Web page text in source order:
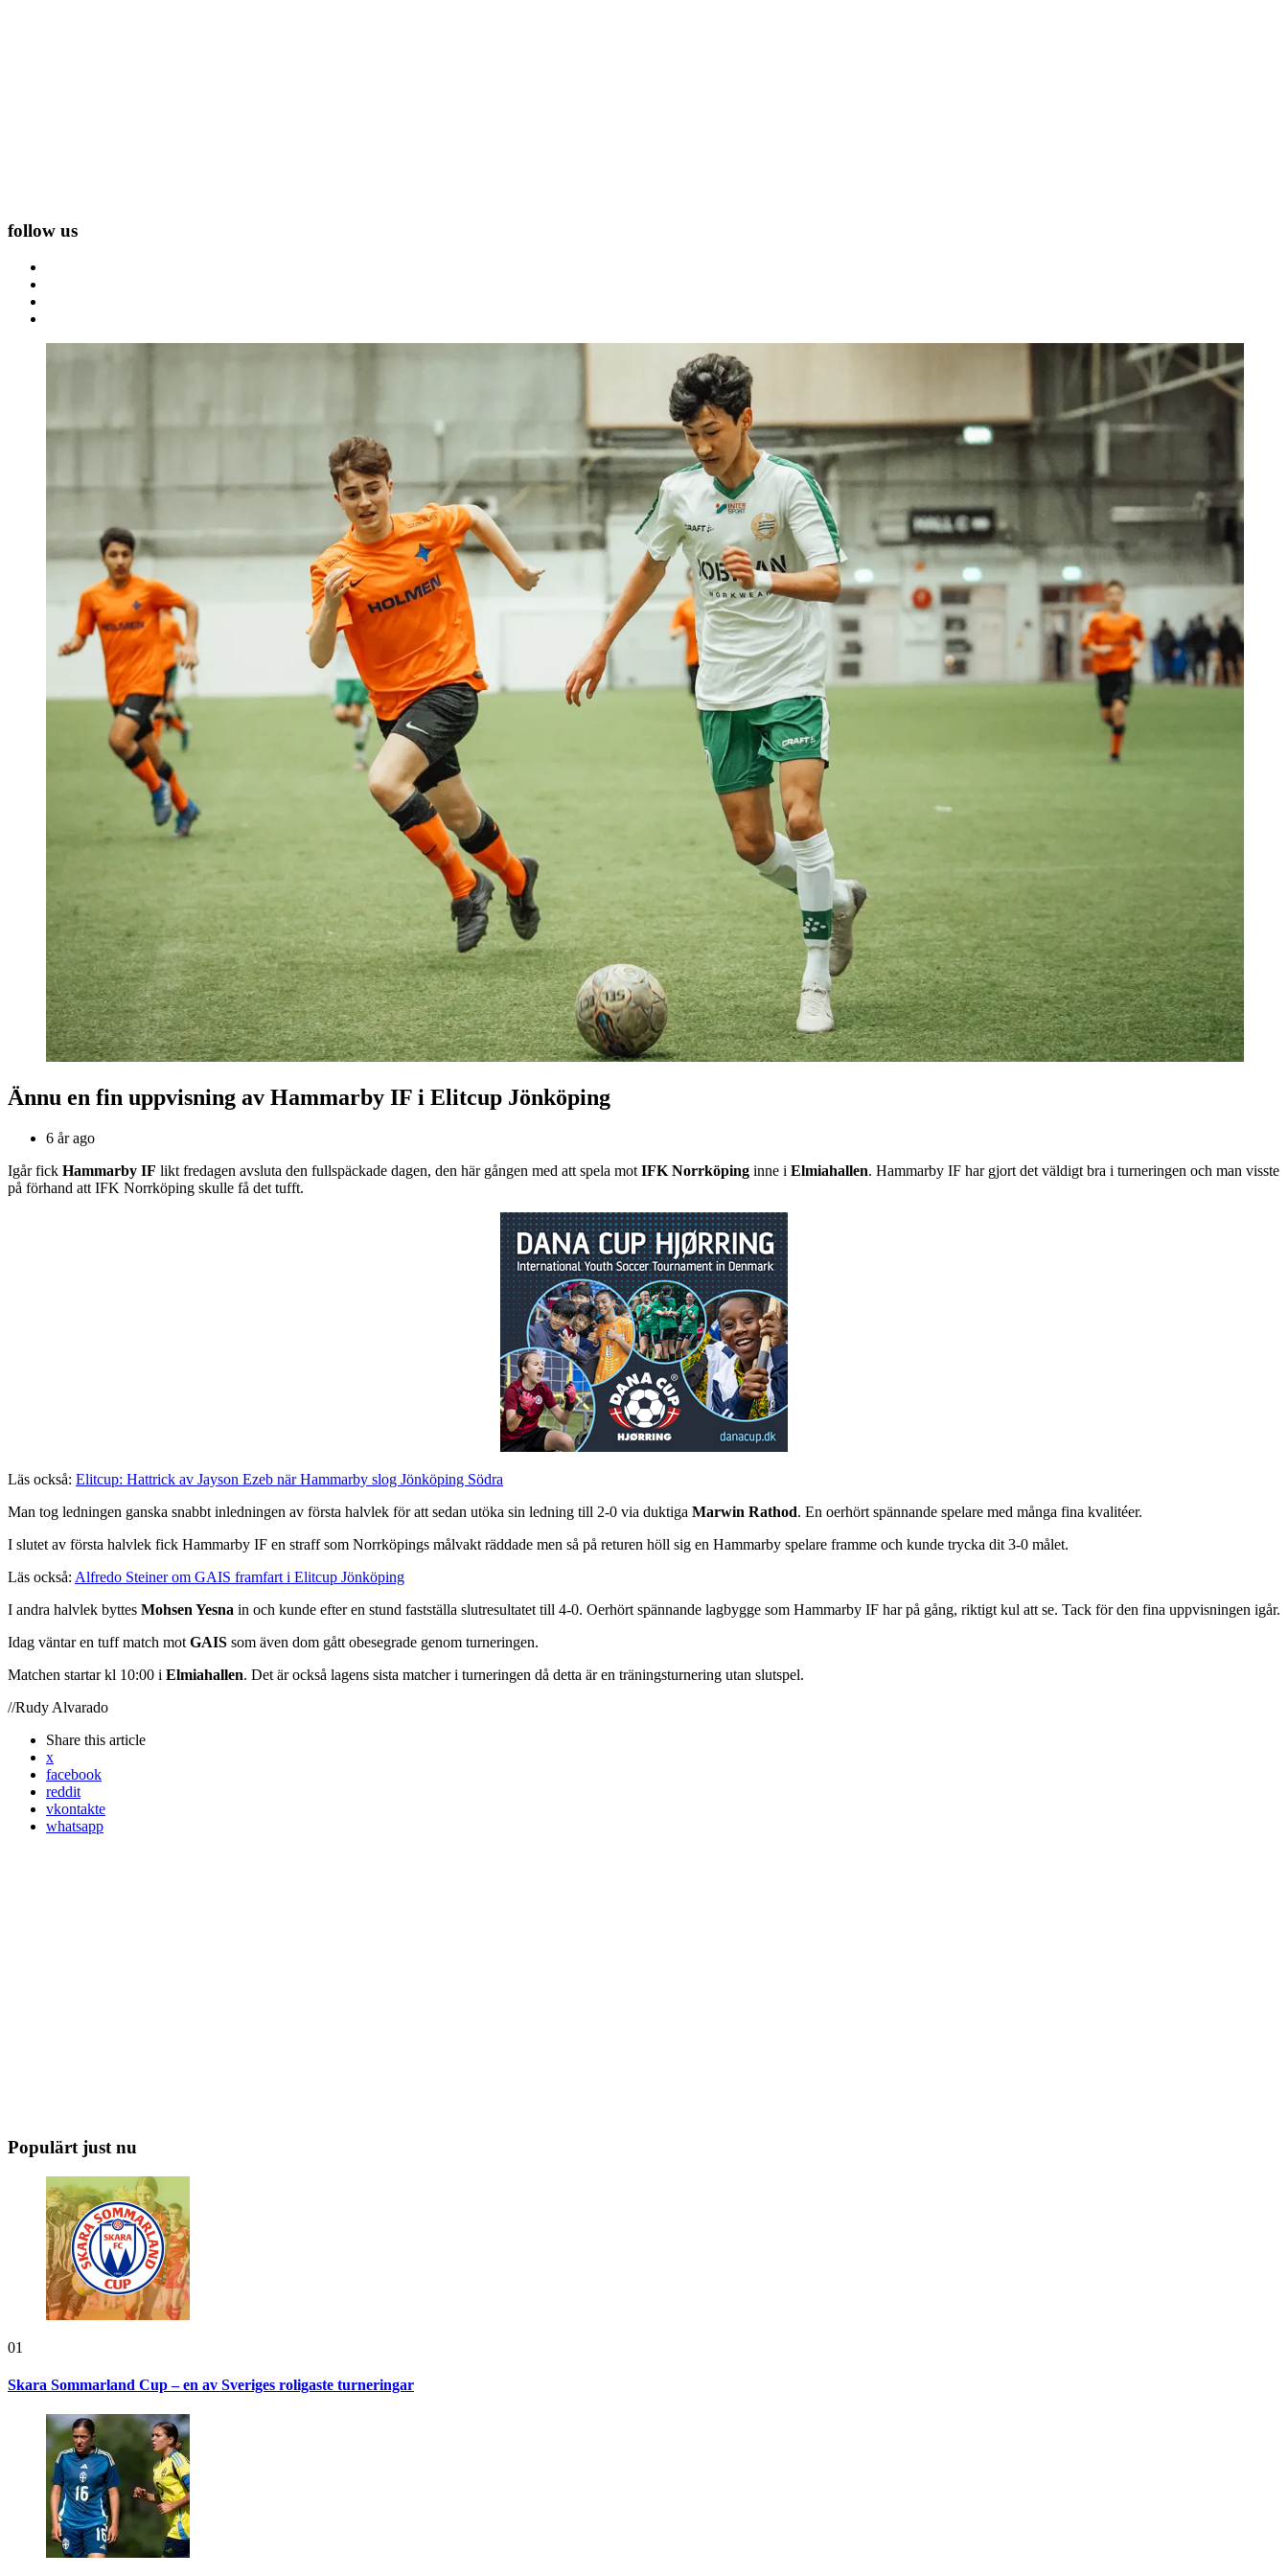
follow us
Ännu en fin uppvisning av Hammarby IF i Elitcup Jönköping
6 år ago
Igår fick Hammarby IF likt fredagen avsluta den fullspäckade dagen, den här gången med att spela mot IFK Norrköping inne i Elmiahallen. Hammarby IF har gjort det väldigt bra i turneringen och man visste
på förhand att IFK Norrköping skulle få det tufft.
Läs också: Elitcup: Hattrick av Jayson Ezeb när Hammarby slog Jönköping Södra
Man tog ledningen ganska snabbt inledningen av första halvlek för att sedan utöka sin ledning till 2-0 via duktiga Marwin Rathod. En oerhört spännande spelare med många fina kvalitéer.
I slutet av första halvlek fick Hammarby IF en straff som Norrköpings målvakt räddade men så på returen höll sig en Hammarby spelare framme och kunde trycka dit 3-0 målet.
Läs också: Alfredo Steiner om GAIS framfart i Elitcup Jönköping
I andra halvlek byttes Mohsen Yesna in och kunde efter en stund fastställa slutresultatet till 4-0. Oerhört spännande lagbygge som Hammarby IF har på gång, riktigt kul att se. Tack för den fina uppvisningen igår.
Idag väntar en tuff match mot GAIS som även dom gått obesegrade genom turneringen.
Matchen startar kl 10:00 i Elmiahallen. Det är också lagens sista matcher i turneringen då detta är en träningsturnering utan slutspel.
//Rudy Alvarado
Share this article
x
facebook
reddit
vkontakte
whatsapp
Populärt just nu
01
Skara Sommarland Cup – en av Sveriges roligaste turneringar